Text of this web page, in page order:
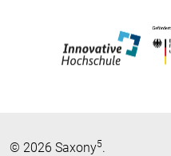
© 2026 Saxony5.